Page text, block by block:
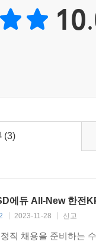
(3)
에듀 All-New 한전
2023-11-28 신고
직 채용을 준비하는